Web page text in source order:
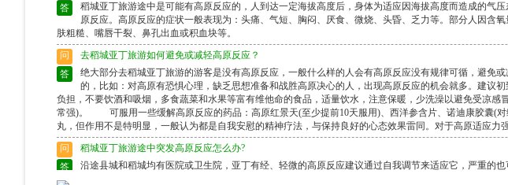
答
稻城亚丁旅游途中是可能有高原反应的，人到达一定海拔高度后，身体为适应因海拔高度而造成的气
原反应。高原反应的症状一般表现为：头痛、气短、胸闷、厌食、微烧、头昏、乏力等。部分人因
肤粗糙、嘴唇干裂、鼻孔出血或积血块等。
问
去稻城亚丁旅游如何避免或减轻高原反应？
答
绝大部分去稻城亚丁旅游的游客是没有高原反应，一般什么样的人会有高原反应没有规律可循，避免
的，比如：对高原有恐惧心理，缺乏思想准备和战胜高原决心的人，出现高原反应的机会就多。建议
负担，不要饮酒和吸烟，多食蔬菜和水果等富有维他命的食品，适量饮水，注意保暖，少洗澡以避免受凉
常强)。 可服用一些缓解高原反应的药品：高原红景天(至少提前10天服用)、西洋参含片、诺迪康胶囊(
丸，但作用不是特明显，一般认为都是自我安慰的精神疗法，与保持良好的心态效果雷同。对于高原适应力
问
稻城亚丁旅游途中突发高原反应怎么办?
答
沿途县城和稻城均有医院或卫生院，亚丁有经、轻微的高原反应建议通过自我调节来适应它，严重的